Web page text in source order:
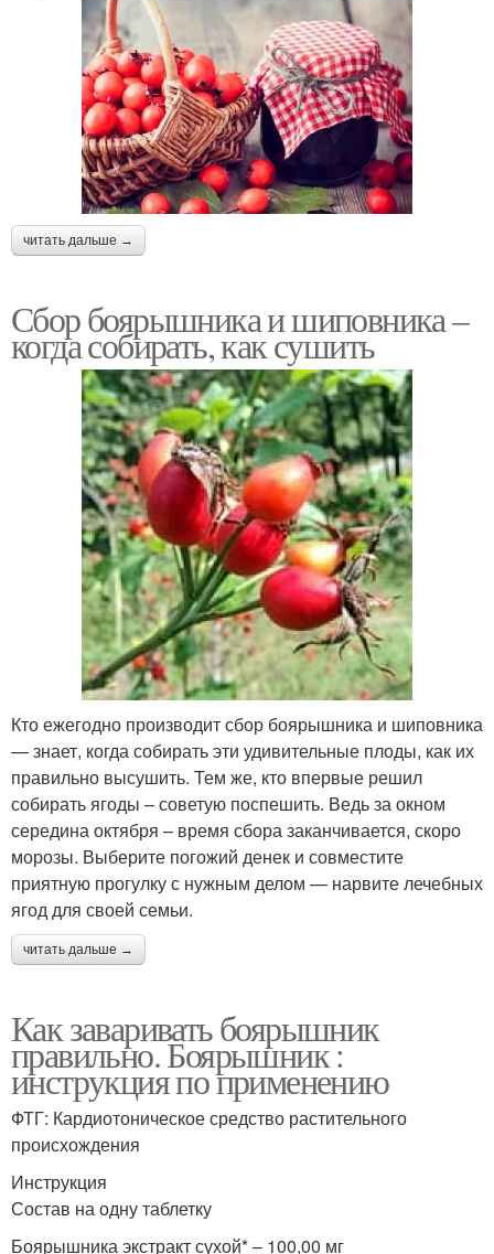
читать дальше →
Сбор боярышника и шиповника –
когда собирать, как сушить
Кто ежегодно производит сбор боярышника и шиповника
— знает, когда собирать эти удивительные плоды, как их
правильно высушить. Тем же, кто впервые решил
собирать ягоды – советую поспешить. Ведь за окном
середина октября – время сбора заканчивается, скоро
морозы. Выберите погожий денек и совместите
приятную прогулку с нужным делом — нарвите лечебных
ягод для своей семьи.
читать дальше →
Как заваривать боярышник
правильно. Боярышник :
инструкция по применению
ФТГ: Кардиотоническое средство растительного
происхождения
Инструкция
Состав на одну таблетку
Боярышника экстракт сухой* – 100,00 мг